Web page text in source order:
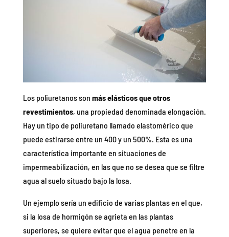
Los poliuretanos son más elásticos que otros
revestimientos, una propiedad denominada elongación.
Hay un tipo de poliuretano llamado elastomérico que
puede estirarse entre un 400 y un 500%. Esta es una
característica importante en situaciones de
impermeabilización, en las que no se desea que se filtre
agua al suelo situado bajo la losa.
Un ejemplo sería un edificio de varias plantas en el que,
si la losa de hormigón se agrieta en las plantas
superiores, se quiere evitar que el agua penetre en la